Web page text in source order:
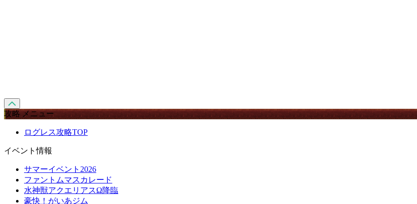
攻略 メニュー
ログレス攻略TOP
イベント情報
サマーイベント2026
ファントムマスカレード
水神獣アクエリアスΩ降臨
豪快！がいあジム